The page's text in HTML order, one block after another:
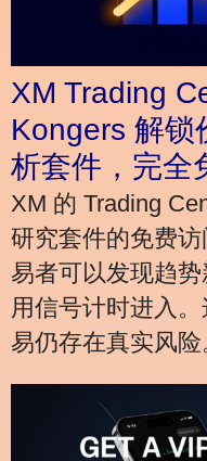
XM Trading
Kongers 解锁
析套件，完全
XM 的 Trading
研究套件的免费
易者可以发现趋
用信号计时进入
易仍存在真实风险